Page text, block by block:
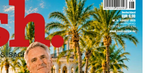
erreicht Sieben-Wochen-
US-Jobdaten